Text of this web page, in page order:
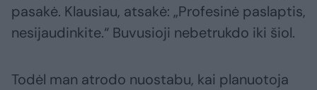
pasakė. Klausiau, atsakė: „Profesinė paslaptis,
nesijaudinkite.“ Buvusioji nebetrukdo iki šiol.
Todėl man atrodo nuostabu, kai planuotoja